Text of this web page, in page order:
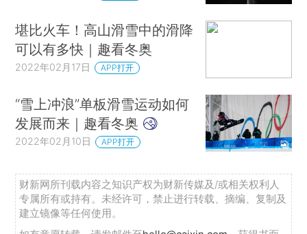
堪比火车！高山滑雪中的滑降
可以有多快｜趣看冬奥
2022年02月17日 APP打开
“雪上冲浪”单板滑雪运动如何
发展而来｜趣看冬奥
2022年02月10日 APP打开
财新网所刊载内容之知识产权为财新传媒及/或相关权利人
专属所有或持有。未经许可，禁止进行转载、摘编、复制及
建立镜像等任何使用。